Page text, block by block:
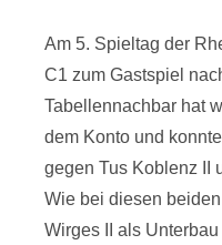
Am 5. Spieltag der
C1 zum Gastspiel
Tabellennachbar hat
dem Konto und
gegen Tus Koblenz II
Wie bei diesen
Wirges II als